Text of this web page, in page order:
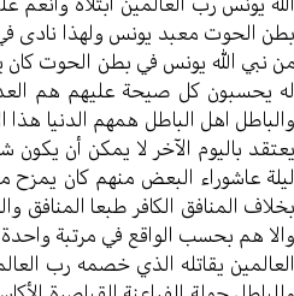
بطن الحوت معبد يونس ولهذا نادى
من نبي الله يونس في بطن الحوت كان
له يحسبون كل صيحة عليهم هم
والباطل اهل الباطل همهم الدنيا هذا
يعتقد باليوم الآخر لا يمكن أن
ليلة عاشوراء البعض منهم كان يمزح
بخلاف المنافق الكافر طبعا المنافق
والا هم بحسب الواقع في مرتبة واحدة
العالمين يقاتله الذي خصمه رب